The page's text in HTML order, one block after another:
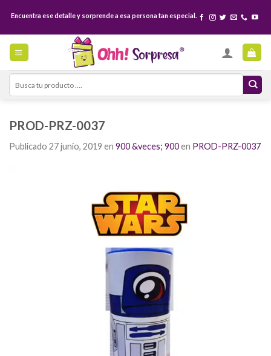
content
Encuentra ese detalle y sorprende a esa persona tan especial.
Search
for:
PROD-PRZ-0037
Publicado 27 junio, 2019 en 900 &veces; 900en PROD-PRZ-0037